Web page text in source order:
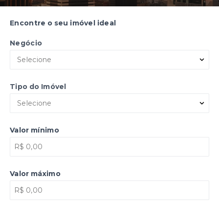
Encontre o seu imóvel ideal
Negócio
Selecione
Tipo do Imóvel
Selecione
Valor mínimo
Valor máximo